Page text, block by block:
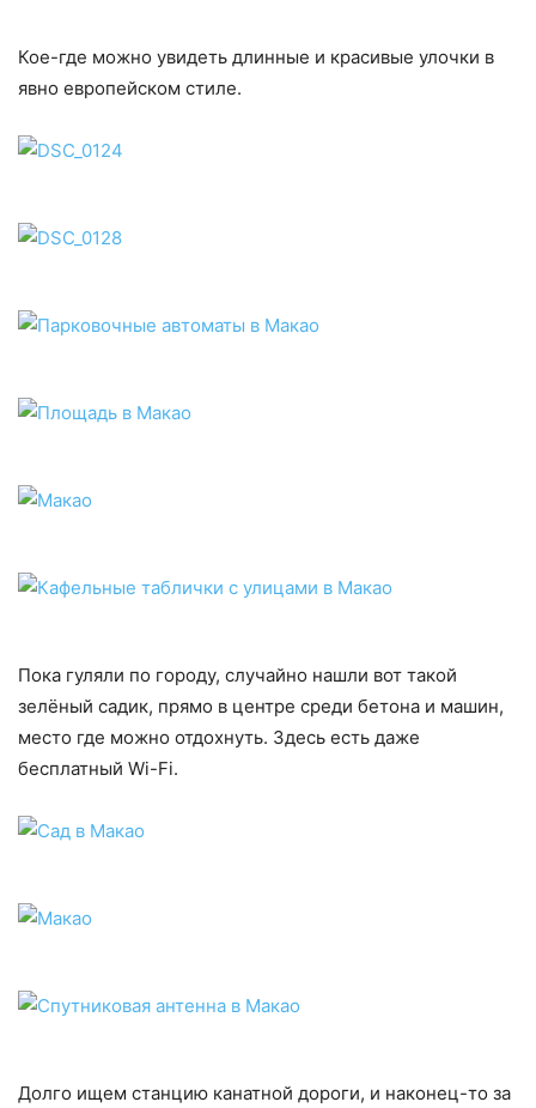
Кое-где можно увидеть длинные и красивые улочки в
явно европейском стиле.
Пока гуляли по городу, случайно нашли вот такой
зелёный садик, прямо в центре среди бетона и машин,
место где можно отдохнуть. Здесь есть даже
бесплатный Wi-Fi.
Долго ищем станцию канатной дороги, и наконец-то за